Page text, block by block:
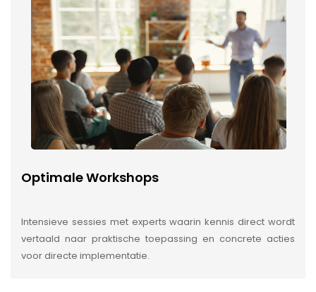
Optimale Workshops
Intensieve sessies met experts waarin kennis direct wordt
vertaald naar praktische toepassing en concrete acties
voor directe implementatie.